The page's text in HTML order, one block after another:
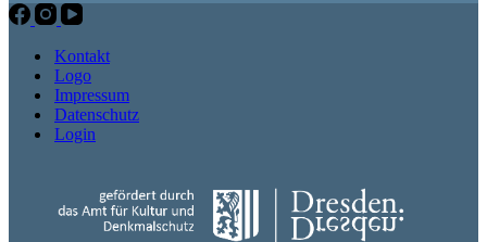
Kontakt
Logo
Impressum
Datenschutz
Login